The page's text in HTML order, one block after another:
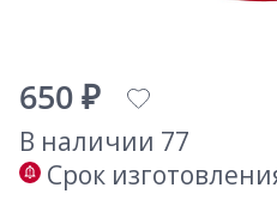
650 ₽
В наличии 77
Срок